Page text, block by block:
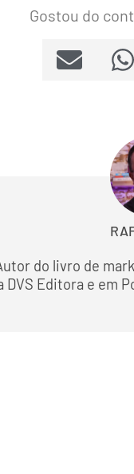
Gostou do
do livro de
DVS Editora e em